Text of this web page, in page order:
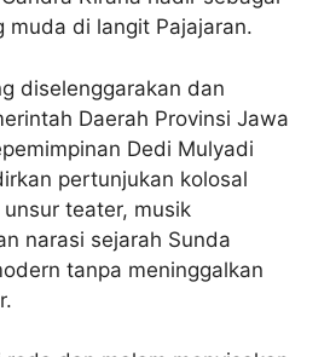
muda di langit Pajajaran.
diselenggarakan dan
Daerah Provinsi Jawa
Dedi Mulyadi
pertunjukan kolosal
teater, musik
narasi sejarah Sunda
tanpa meninggalkan